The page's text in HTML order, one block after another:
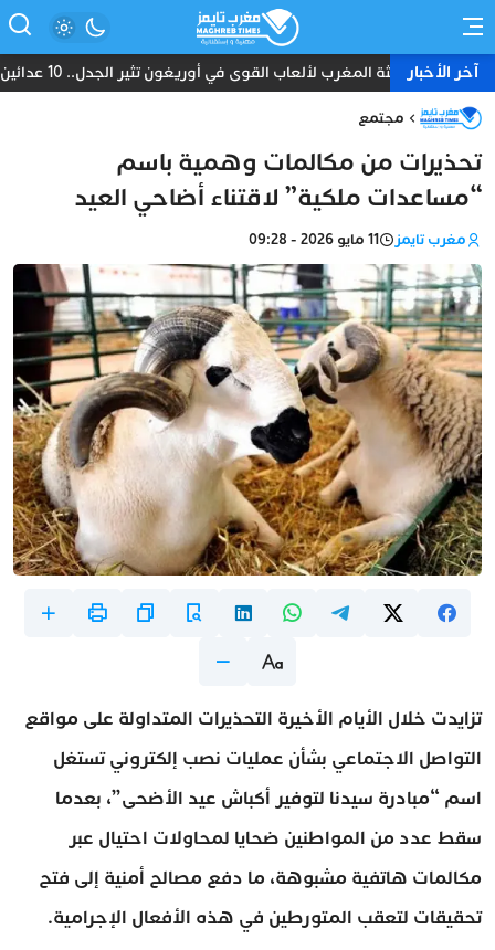
آخر الأخباربعثة المغرب لألعاب القوى في أوريغون تثير الجدل.. 10 عدائين ومدرب واحد دون طبيب أو إداري
مجتمع
تحذيرات من مكالمات وهمية باسم
“مساعدات ملكية” لاقتناء أضاحي العيد
مغرب تايمز 11 مايو 2026 - 09:28
تزايدت خلال الأيام الأخيرة التحذيرات المتداولة على مواقع
التواصل الاجتماعي بشأن عمليات نصب إلكتروني تستغل
اسم “مبادرة سيدنا لتوفير أكباش عيد الأضحى”، بعدما
سقط عدد من المواطنين ضحايا لمحاولات احتيال عبر
مكالمات هاتفية مشبوهة، ما دفع مصالح أمنية إلى فتح
تحقيقات لتعقب المتورطين في هذه الأفعال الإجرامية.